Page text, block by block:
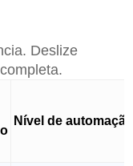
Deslize
Nível de automação